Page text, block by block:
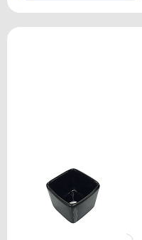
глубокая чёрная
квадрат 55 мм 50 мл
От 17 р./сутки